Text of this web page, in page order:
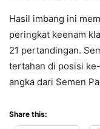
Hasil imbang ini
peringkat keenam
21 pertandingan.
tertahan di posisi
angka dari Semen
Share this: